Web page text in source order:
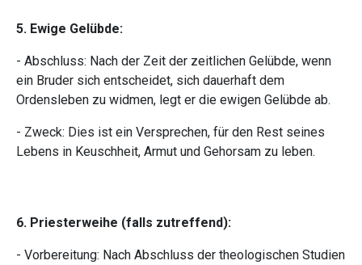
5. Ewige Gelübde:
- Abschluss: Nach der Zeit der zeitlichen Gelübde, wenn
ein Bruder sich entscheidet, sich dauerhaft dem
Ordensleben zu widmen, legt er die ewigen Gelübde ab.
- Zweck: Dies ist ein Versprechen, für den Rest seines
Lebens in Keuschheit, Armut und Gehorsam zu leben.
6. Priesterweihe (falls zutreffend):
- Vorbereitung: Nach Abschluss der theologischen Studien